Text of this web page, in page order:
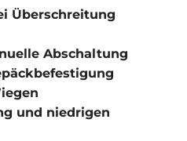
Überschreitung
Abschaltung
und niedrigen